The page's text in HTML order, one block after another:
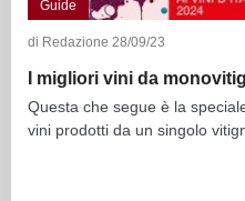
Guide
di Redazione 28/09/23
I migliori vini da
Questa che segue è la
vini prodotti da un singolo